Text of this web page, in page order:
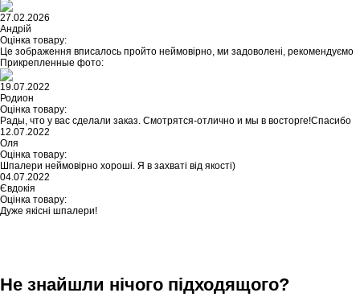
27.02.2026
Андрій
Оцінка товару:
Це зображення вписалось пройто неймовірно, ми задоволені, рекомендуємо
Прикрепленные фото:
19.07.2022
Родион
Оцінка товару:
Рады, что у вас сделали заказ. Смотрятся-отлично и мы в восторге!Спасибо
12.07.2022
Оля
Оцінка товару:
Шпалери неймовірно хороші. Я в захваті від якості)
04.07.2022
Євдокія
Оцінка товару:
Дуже якісні шпалери!
Не знайшли нічого підходящого?